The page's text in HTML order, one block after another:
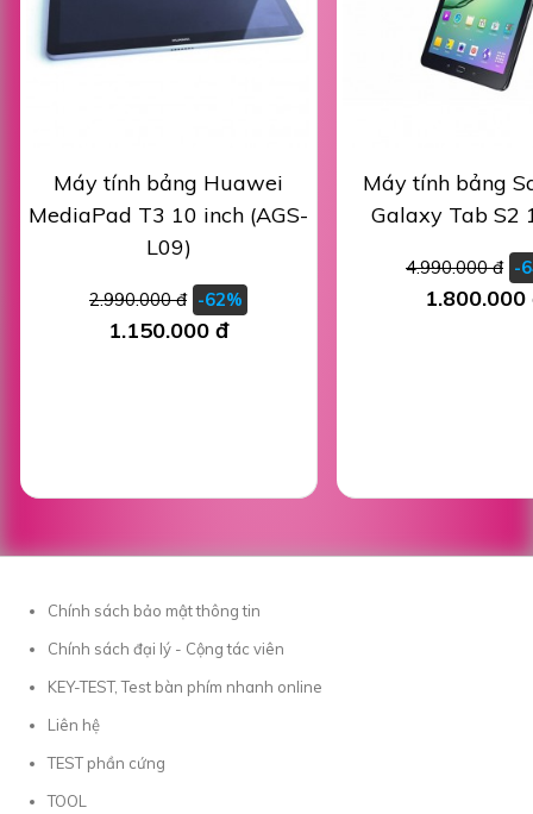
Máy tính bảng Huawei
MediaPad T3 10 inch (AGS-
L09)
2.990.000 đ -62%
1.150.000 đ
Máy tính bảng
Galaxy Tab S2
4.990.000 đ -
1.800.000
Chính sách bảo mật thông tin
Chính sách đại lý - Cộng tác viên
KEY-TEST, Test bàn phím nhanh online
Liên hệ
TEST phần cứng
TOOL